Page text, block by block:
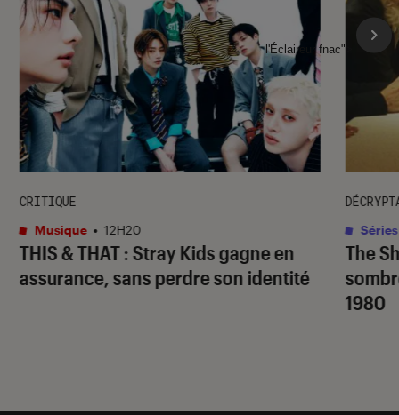
THIS & THAT: Stray Kids gagne en
assurance, sans perdre son identité
CRITIQUE
Musique • 12H20
The
1980
Séries
l'Éclaireur fnac">